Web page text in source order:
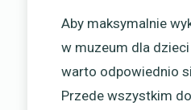
Aby maksymalnie
w muzeum dla
warto odpowiednio
Przede wszystkim